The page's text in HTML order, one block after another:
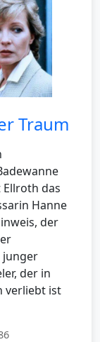
Traum
das
Hanne
der
junger
der in
verliebt ist